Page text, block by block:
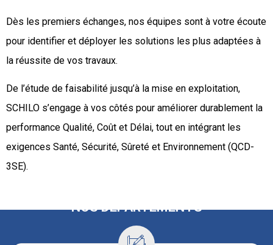
Dès les premiers échanges, nos équipes sont à votre écoute
pour identifier et déployer les solutions les plus adaptées à
la réussite de vos travaux.
De l’étude de faisabilité jusqu’à la mise en exploitation,
SCHILO s’engage à vos côtés pour améliorer durablement la
performance Qualité, Coût et Délai, tout en intégrant les
exigences Santé, Sécurité, Sûreté et Environnement (QCD-
3SE).
NOS DÉPARTEMENTS